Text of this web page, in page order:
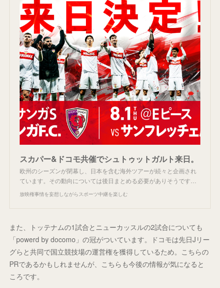
スカパー&ドコモ共催でシュトゥットガルト来日。
欧州のシーズンが閉幕し、日本を含む海外ツアーが続々と企画され
ています。その動向については後日まとめる必要がありそうです…
放映権事情を妄想しながらスポーツ中継を楽しむ
また、トッテナムの1試合とニューカッスルの2試合についても
「powerd by docomo」の冠がついています。ドコモは先日Jリー
グらと共同で国立競技場の運営権を獲得しているため。こちらの
PRであるかもしれませんが、こちらも今後の情報が気になると
ころです。